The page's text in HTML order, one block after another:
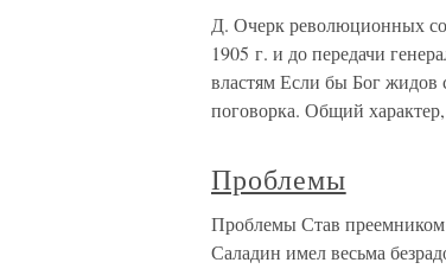
Д. Очерк революционных
1905 г. и до передачи
властям Если бы Бог жидов
поговорка. Общий характер,
Проблемы
Проблемы Став преемником
Саладин имел весьма